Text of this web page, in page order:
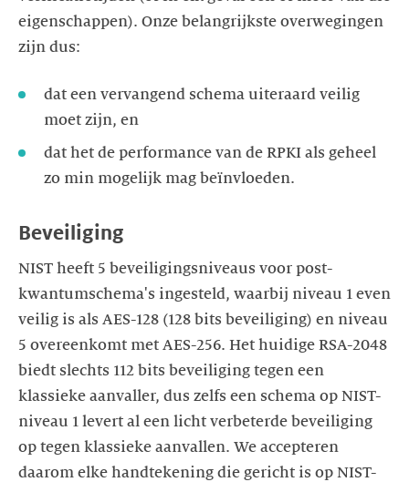
eigenschappen). Onze belangrijkste overwegingen
zijn dus:
dat een vervangend schema uiteraard veilig
moet zijn, en
dat het de performance van de RPKI als geheel
zo min mogelijk mag beïnvloeden.
Beveiliging
NIST heeft 5 beveiligingsniveaus voor post-
kwantumschema's ingesteld, waarbij niveau 1 even
veilig is als AES-128 (128 bits beveiliging) en niveau
5 overeenkomt met AES-256. Het huidige RSA-2048
biedt slechts 112 bits beveiliging tegen een
klassieke aanvaller, dus zelfs een schema op NIST-
niveau 1 levert al een licht verbeterde beveiliging
op tegen klassieke aanvallen. We accepteren
daarom elke handtekening die gericht is op NIST-